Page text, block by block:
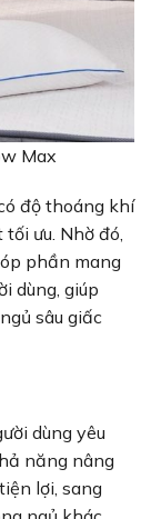
Max
độ thoáng khí
ưu. Nhờ đó,
phần mang
dùng, giúp
sâu giấc
dùng yêu
năng nâng
lợi, sang